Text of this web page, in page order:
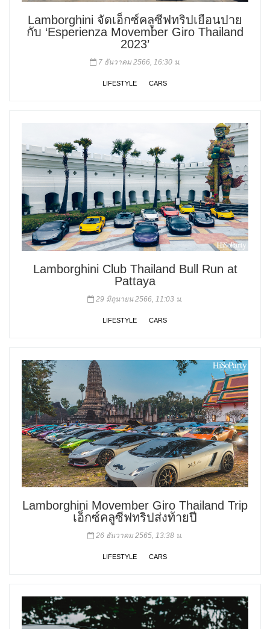
Lamborghini จัดเอ็กซ์คลูซีฟทริปเยือนปาย
กับ ‘Esperienza Movember Giro Thailand
2023’
7 ธันวาคม 2566, 16:30 น.
LIFESTYLE CARS
Lamborghini Club Thailand Bull Run at
Pattaya
29 มิถุนายน 2566, 11:03 น.
LIFESTYLE CARS
Lamborghini Movember Giro Thailand Trip
เอ็กซ์คลูซีฟทริปส่งท้ายปี
26 ธันวาคม 2565, 13:38 น.
LIFESTYLE CARS